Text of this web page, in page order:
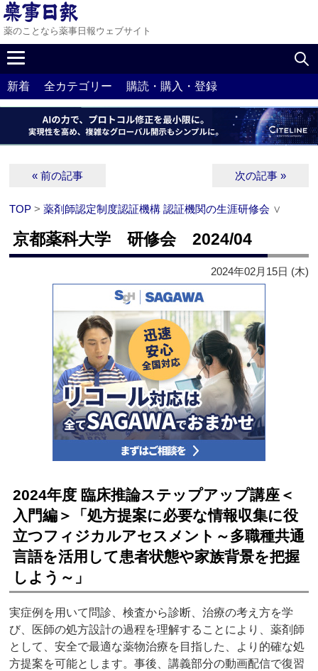
薬のことなら薬事日報ウェブサイト
新着 全カテゴリー 購読・購入・登録
« 前の記事 次の記事 »
TOP >薬剤師認定制度認証機構 認証機関の生涯研修会 ∨
京都薬科大学 研修会 2024/04
2024年02月15日 (木)
2024年度 臨床推論ステップアップ講座＜
入門編＞「処方提案に必要な情報収集に役
立つフィジカルアセスメント～多職種共通
言語を活用して患者状態や家族背景を把握
しよう～」
実症例を用いて問診、検査から診断、治療の考え方を学
び、医師の処方設計の過程を理解することにより、薬剤師
として、安全で最適な薬物治療を目指した、より的確な処
方提案を可能とします。事後、講義部分の動画配信で復習